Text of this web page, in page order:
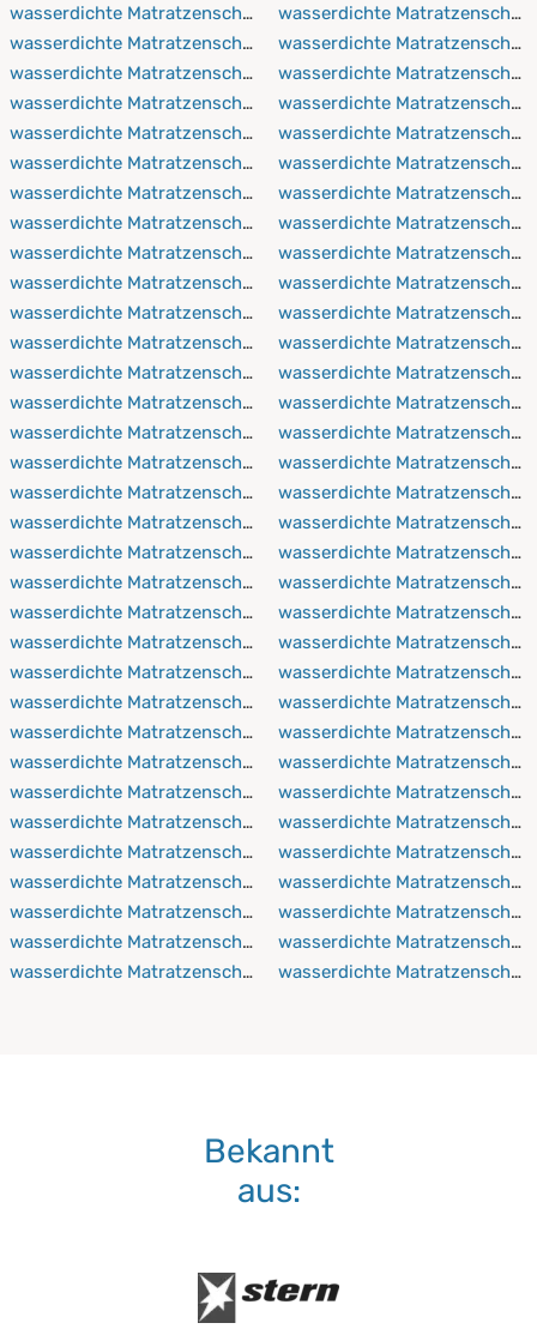
wasserdichte Matratzenschoner 70x140 cm
wasserdichte Matratzenschoner 70x160 cm
wasserdichte Matratzenschoner 70x190 cm
wasserdichte Matratzenschoner 70x200 cm
wasserdichte Matratzenschoner 70x210 cm
wasserdichte Matratzenschoner 70x220 cm
wasserdichte Matratzenschoner 75x90 cm
wasserdichte Matratzenschoner 75x150 cm
wasserdichte Matratzenschoner 80x160 cm
wasserdichte Matratzenschoner 80x190 cm
wasserdichte Matratzenschoner 80x200 cm
wasserdichte Matratzenschoner 80x210 cm
wasserdichte Matratzenschoner 80x220 cm
wasserdichte Matratzenschoner 90x150 cm
wasserdichte Matratzenschoner 90x190 cm
wasserdichte Matratzenschoner 90x200 cm
wasserdichte Matratzenschoner 90x210 cm
wasserdichte Matratzenschoner 90x220 cm
wasserdichte Matratzenschoner 100x150 cm
wasserdichte Matratzenschoner 100x190 cm
wasserdichte Matratzenschoner 100x200 cm
wasserdichte Matratzenschoner 100x210 cm
wasserdichte Matratzenschoner 100x220 cm
wasserdichte Matratzenschoner 110x190 cm
wasserdichte Matratzenschoner 110x200 cm
wasserdichte Matratzenschoner 110x210 cm
wasserdichte Matratzenschoner 110x220 cm
wasserdichte Matratzenschoner 120x190 cm
wasserdichte Matratzenschoner 120x200 cm
wasserdichte Matratzenschoner 120x210 cm
wasserdichte Matratzenschoner 120x220 cm
wasserdichte Matratzenschoner 130x190 cm
wasserdichte Matratzenschoner 130x200 cm
wasserdichte
wasserdichte
wasserdichte
wasserdichte
wasserdichte
wasserdichte
wasserdichte
wasserdichte
wasserdichte
wasserdichte
wasserdichte
wasserdichte
wasserdichte
wasserdichte
wasserdichte
wasserdichte
wasserdichte
wasserdichte
wasserdichte
wasserdichte
wasserdichte
wasserdichte
wasserdichte
wasserdichte
wasserdichte
wasserdichte
wasserdichte
wasserdichte
wasserdichte
wasserdichte
wasserdichte
wasserdichte
wasserdichte
Bekannt
aus: